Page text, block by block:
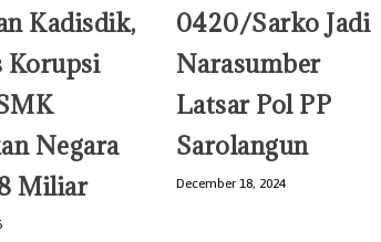
Kadisdik,
Korupsi
Negara
Miliar
0420/Sarko Jadi
Narasumber
Latsar Pol PP
Sarolangun
December 18, 2024